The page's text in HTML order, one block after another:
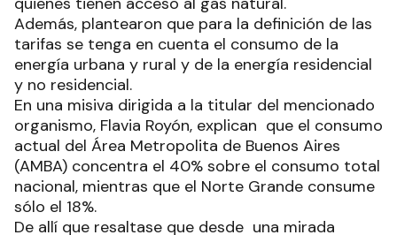
Además, plantearon que para la definición de las
tarifas se tenga en cuenta el consumo de la
energía urbana y rural y de la energía residencial
y no residencial.
En una misiva dirigida a la titular del mencionado
organismo, Flavia Royón, explican que el consumo
actual del Área Metropolita de Buenos Aires
(AMBA) concentra el 40% sobre el consumo total
nacional, mientras que el Norte Grande consume
sólo el 18%.
De allí que resaltase que desde una mirada